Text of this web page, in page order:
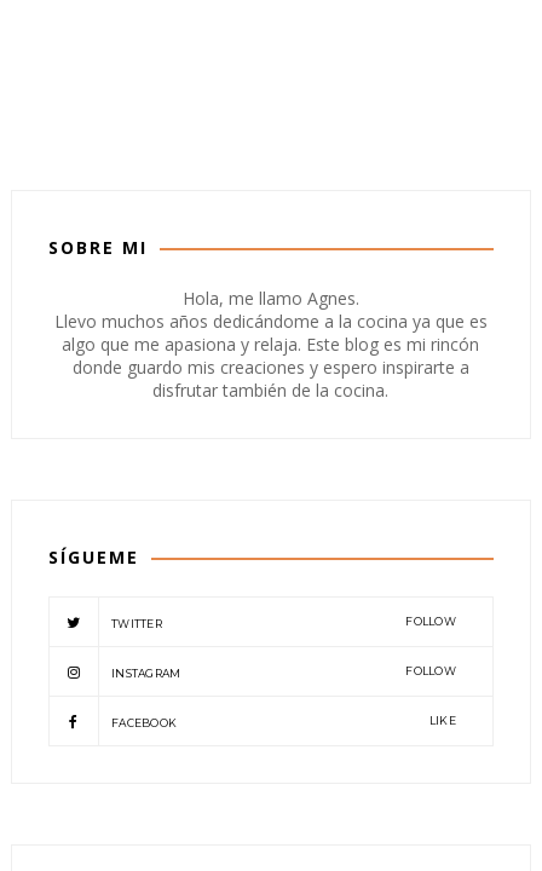
SOBRE MI
Hola, me llamo Agnes.
Llevo muchos años dedicándome a la cocina ya que es
algo que me apasiona y relaja. Este blog es mi rincón
donde guardo mis creaciones y espero inspirarte a
disfrutar también de la cocina.
SÍGUEME
TWITTER FOLLOW
INSTAGRAM FOLLOW
FACEBOOK LIKE